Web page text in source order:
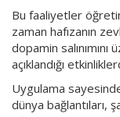
Bu faaliyetler
zaman hafızanın
dopamin
açıklandığı
Uygulama
dünya bağlantıları,